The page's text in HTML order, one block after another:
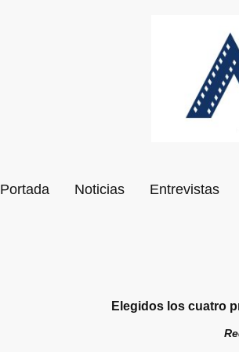
Portada Noticias Entrevistas
Elegidos los cuatro